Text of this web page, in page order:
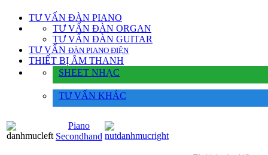
TƯ VẤN ĐÀN PIANO
TƯ VẤN ÐÀN ORGAN
TƯ VẤN ÐÀN GUITAR
TƯ VẤN ÐÀN PIANO ÐIỆN
THIẾT BỊ ÂM THANH
SHEET NHẠC
TƯ VẤN KHÁC
Piano
Secondhand